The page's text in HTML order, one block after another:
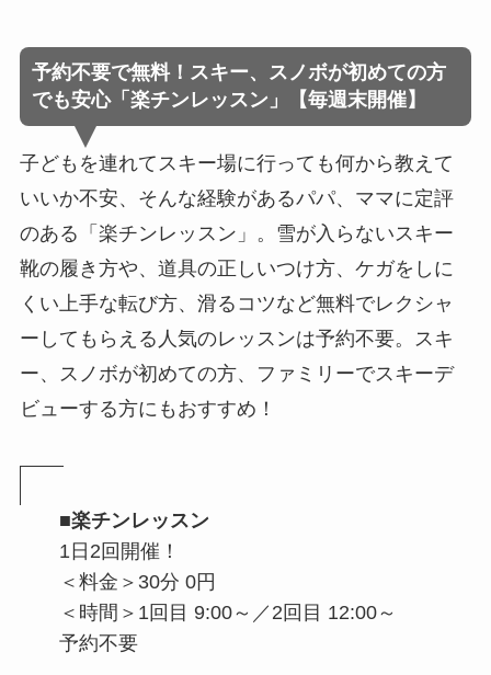
予約不要で無料！スキー、スノボが初めての方
でも安心「楽チンレッスン」【毎週末開催】
子どもを連れてスキー場に行っても何から教えて
いいか不安、そんな経験があるパパ、ママに定評
のある「楽チンレッスン」。雪が入らないスキー
靴の履き方や、道具の正しいつけ方、ケガをしに
くい上手な転び方、滑るコツなど無料でレクシャ
ーしてもらえる人気のレッスンは予約不要。スキ
ー、スノボが初めての方、ファミリーでスキーデ
ビューする方にもおすすめ！
■楽チンレッスン
1日2回開催！
＜料金＞30分 0円
＜時間＞1回目 9:00～／2回目 12:00～
予約不要